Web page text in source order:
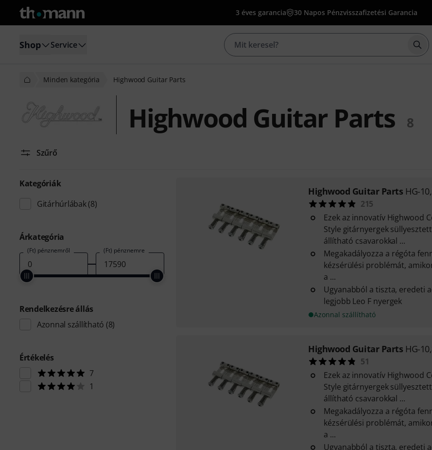
3 éves garancia 30 Napos Pénzvisszafizetési Garancia
Shop Service
Minden kategória Highwood Guitar Parts
Highwood Guitar Parts 8
Szűrő
Kategóriák
Gitárhúrlábak(8)
Árkategória
(Ft) pénznemről (Ft) pénznemre
Rendelkezésre állás
Azonnal szállítható (8)
Értékelés
7
1
Highwood Guitar Parts HG-
215
Ezek az innovatív Highwood
Style gitárnyergek
állítható csavarokkal ...
Megakadályozza a régóta
kézsérülési problémát,
a ...
Ugyanabból a tiszta, eredeti
legjobb Leo F nyergek
Azonnal szállítható
Highwood Guitar Parts HG-
51
Ezek az innovatív Highwood
Style gitárnyergek
állítható csavarokkal ...
Megakadályozza a régóta
kézsérülési problémát,
a ...
Ugyanabból a tiszta, eredeti